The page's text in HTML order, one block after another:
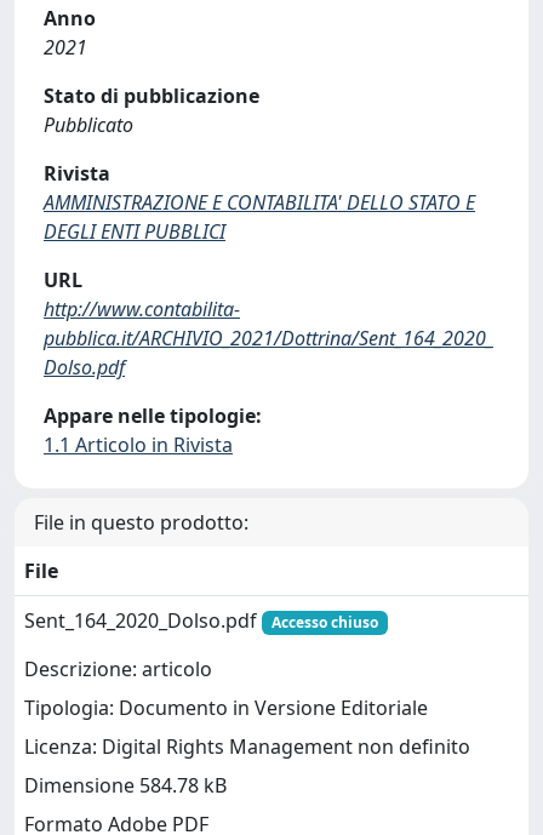
Anno
2021
Stato di pubblicazione
Pubblicato
Rivista
AMMINISTRAZIONE E CONTABILITA' DELLO STATO E
DEGLI ENTI PUBBLICI
URL
http://www.contabilita-
pubblica.it/ARCHIVIO_2021/Dottrina/Sent_164_2020_
Dolso.pdf
Appare nelle tipologie:
1.1 Articolo in Rivista
File in questo prodotto:
File
Sent_164_2020_Dolso.pdf
Accesso chiuso
Descrizione: articolo
Tipologia: Documento in Versione Editoriale
Licenza: Digital Rights Management non definito
Dimensione 584.78 kB
Formato Adobe PDF